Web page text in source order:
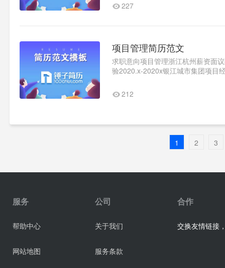
227
项目管理简历范文
求职意向项目管理浙江杭州薪资面
验2020.x-2020x银江城市集团项目
212
1 2 3
服务
帮助中心
网站地图
公司
关于我们
服务条款
合作
交换友情链接